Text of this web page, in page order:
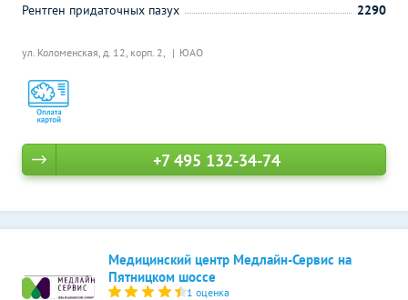
ул. Коломенская, д. 12, корп. 2, ЮАО
Рентген придаточных пазух
2290
+7 495 132-34-74
Медицинский центр Медлайн-Сервис на
Пятницком шоссе
1 оценка